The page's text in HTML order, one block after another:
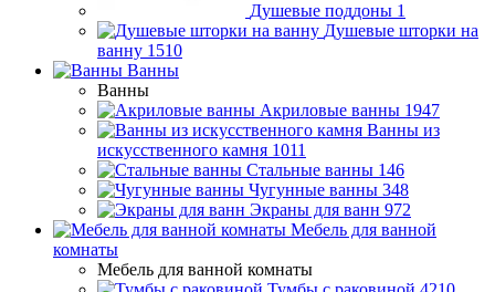
Душевые поддоны 1
Душевые шторки на
ванну 1510
Ванны
Ванны
Акриловые ванны 1947
Ванны из
искусственного камня 1011
Стальные ванны 146
Чугунные ванны 348
Экраны для ванн 972
Мебель для ванной
комнаты
Мебель для ванной комнаты